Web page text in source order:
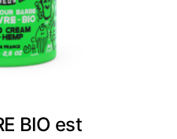
BIO est